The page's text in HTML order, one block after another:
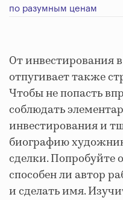
по разумным ценам
От инвестирования
отпугивает также
Чтобы не попасть
соблюдать
инвестирования и
биографию
сделки. Попробуйте
способен ли автор
и сделать имя.